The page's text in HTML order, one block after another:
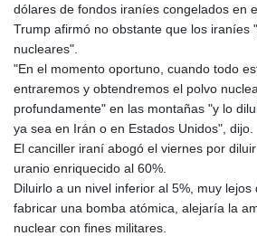
MUR
MVR
MXN
MYR
MZN
NAD
NGN
NOK
NPR
dólares de fondos iraníes congelados en
Trump afirmó no obstante que los iraníes
nucleares".
"En el momento oportuno, cuando todo
entraremos y obtendremos el polvo
profundamente" en las montañas "y lo
ya sea en Irán o en Estados Unidos", dijo.
El canciller iraní abogó el viernes por
uranio enriquecido al 60%.
Diluirlo a un nivel inferior al 5%, muy
fabricar una bomba atómica, alejaría la
nuclear con fines militares.